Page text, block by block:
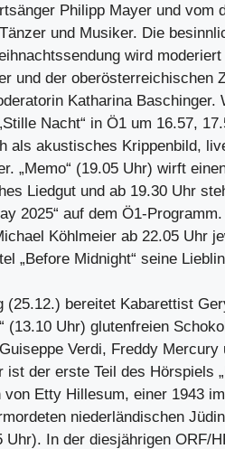
Philipp Mayer und vom
und Musiker. Die
wird
und der oberösterreichischen
Katharina Baschinger.
Nacht“ in Ö1 um 16.57,
als akustisches Krippenbild,
„Memo“ (19.05 Uhr) wirft
Liedgut und ab 19.30 Uhr
2025“ auf dem Ö1-
Köhlmeier ab 22.05 Uhr
„Before Midnight“ seine
(25.12.) bereitet Kabarettist
(13.10 Uhr) glutenfreien
Verdi, Freddy
ist der erste Teil des Hörspiels
von Etty Hillesum, einer 1943
niederländischen
Uhr). In der diesjährigen ORF/